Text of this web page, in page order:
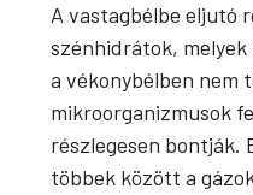
A vastagbélbe eljutó
szénhidrátok, melyek
a vékonybélben nem
mikroorganizmusok
részlegesen bontják.
többek között a